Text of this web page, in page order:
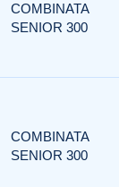
COMBINATA
SENIOR 300
COMBINATA
SENIOR 300